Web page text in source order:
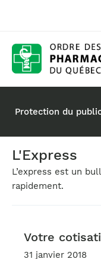
Protection du
L'Express
L’express est un
rapidement.
Votre
31 janvier 2018